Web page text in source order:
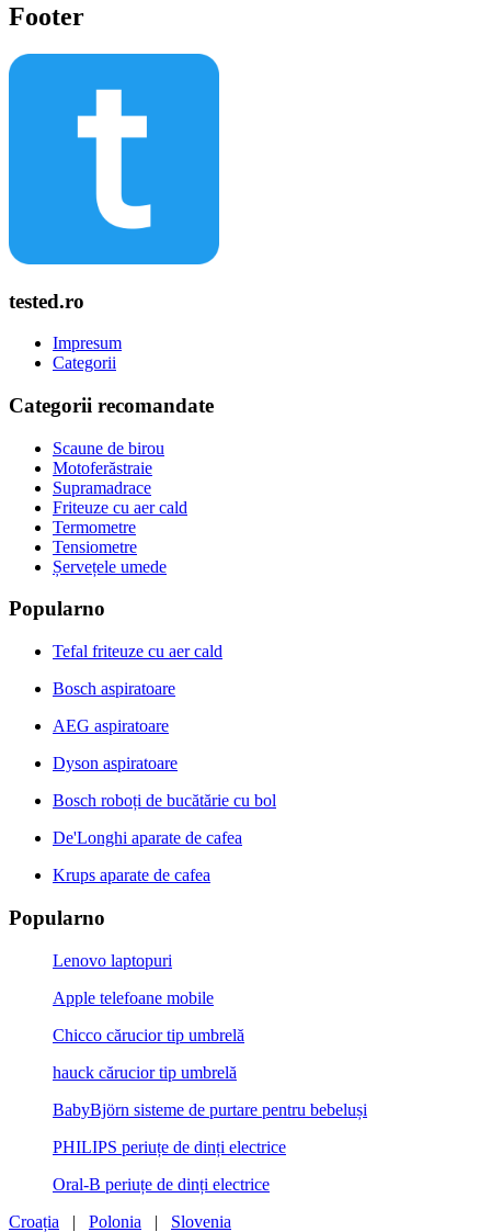
Footer
tested.ro
Impresum
Categorii
Categorii recomandate
Scaune de birou
Motoferăstraie
Supramadrace
Friteuze cu aer cald
Termometre
Tensiometre
Șervețele umede
Popularno
Tefal friteuze cu aer cald
Bosch aspiratoare
AEG aspiratoare
Dyson aspiratoare
Bosch roboți de bucătărie cu bol
De'Longhi aparate de cafea
Krups aparate de cafea
Popularno
Lenovo laptopuri
Apple telefoane mobile
Chicco cărucior tip umbrelă
hauck cărucior tip umbrelă
BabyBjörn sisteme de purtare pentru bebeluși
PHILIPS periuțe de dinți electrice
Oral-B periuțe de dinți electrice
Croația | Polonia | Slovenia